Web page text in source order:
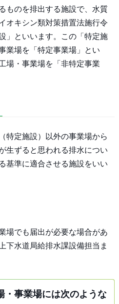
ものを排出する施設で、水質
オキシン類対策措置法施行令
」といいます。この「特定施
業場を「特定事業場」とい
場・事業場を「非特定事業
特定施設）以外の事業場から
生ずると思われる排水につい
基準に適合させる施設をいい
場でも届出が必要な場合があ
下水道局給排水課設備担当ま
・事業場には次のような